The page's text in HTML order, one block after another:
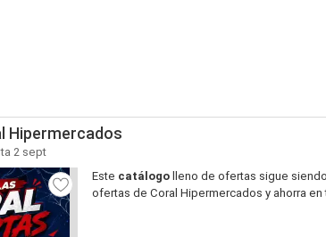
Hipermercados
2 sept
Este catálogo lleno de ofertas sigue
ofertas de Coral Hipermercados y ahorra